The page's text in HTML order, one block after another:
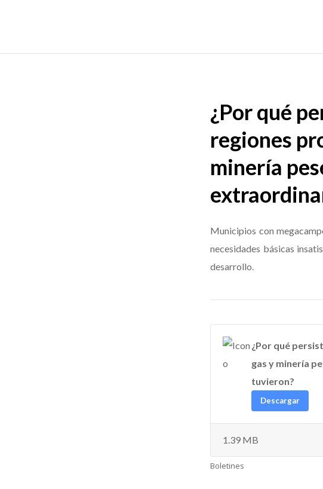
¿Por qué
regiones
minería
Municipios con
necesidades básicas
desarrollo.
¿Por qué
gas y minería
tuvieron?
Descargar
1.39 MB
Boletines